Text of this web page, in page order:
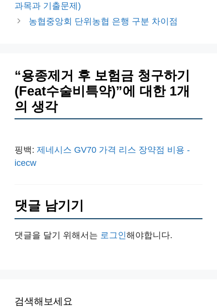
리
과목과 기출문제)
농협중앙회 단위농협 은행 구분 차이점
“용종제거 후 보험금 청구하기
(Feat수술비특약)”에 대한 1개
의 생각
핑백: 제네시스 GV70 가격 리스 장약점 비용 -
icecw
댓글 남기기
댓글을 달기 위해서는 로그인해야합니다.
검색해보세요